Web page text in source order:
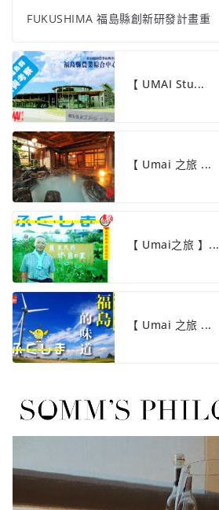
FUKUSHIMA 福島縣創新研發計畫重
【 UMAI Stu...
【 Umai 之旅 ...
【 Umai之旅 】...
【 Umai 之旅 ...